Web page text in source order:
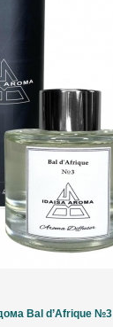
Bal d’Afrique №3